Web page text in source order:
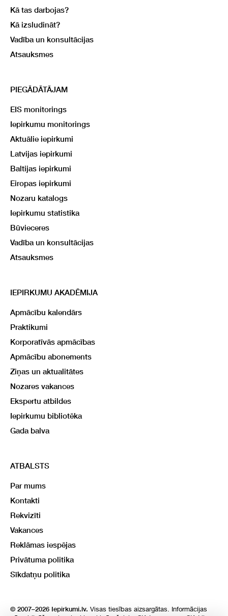
Kā tas darbojas?
Kā izsludināt?
Vadība un konsultācijas
Atsauksmes
PIEGĀDĀTĀJAM
EIS monitorings
Iepirkumu monitorings
Aktuālie iepirkumi
Latvijas iepirkumi
Baltijas iepirkumi
Eiropas iepirkumi
Nozaru katalogs
Iepirkumu statistika
Būvieceres
Vadība un konsultācijas
Atsauksmes
IEPIRKUMU AKADĒMIJA
Apmācību kalendārs
Praktikumi
Korporatīvās apmācības
Apmācību abonements
Ziņas un aktualitātes
Nozares vakances
Ekspertu atbildes
Iepirkumu bibliotēka
Gada balva
ATBALSTS
Par mums
Kontakti
Rekvizīti
Vakances
Reklāmas iespējas
Privātuma politika
Sīkdatņu politika
© 2007–2026 Iepirkumi.lv. Visas tiesības aizsargātas. Informācijas